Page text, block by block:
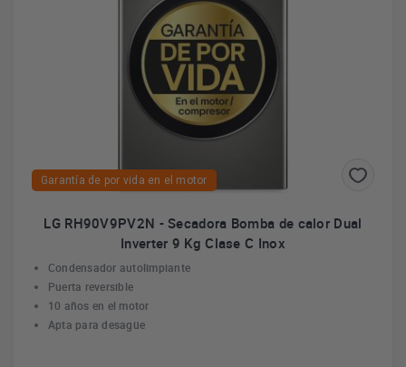
Garantía de por vida en el motor
LG RH90V9PV2N - Secadora Bomba de calor Dual
Inverter 9 Kg Clase C Inox
Condensador autolimpiante
Puerta reversible
10 años en el motor
Apta para desagüe